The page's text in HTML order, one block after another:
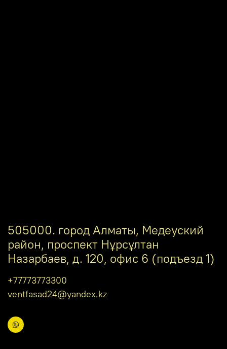
505000. город Алматы, Медеуский
район, проспект Нұрсұлтан
Назарбаев, д. 120, офис 6 (подъезд 1)
+77773773300
ventfasad24@yandex.kz